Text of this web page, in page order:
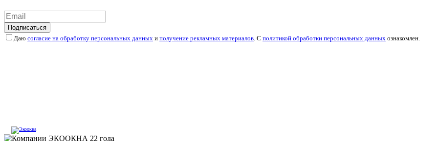
Подписаться
Даю согласие на обработку персональных данных и получение рекламных материалов . С политикой обработки персональных данных ознакомлен.